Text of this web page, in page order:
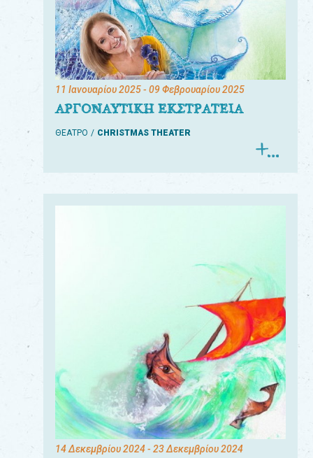
11 Ιανουαρίου 2025- 09 Φεβρουαρίου 2025
ΑΡΓΟΝΑΥΤΙΚΗ ΕΚΣΤΡΑΤΕΙΑ
ΘΕΑΤΡΟ CHRISTMAS THEATER
14 Δεκεμβρίου 2024- 23 Δεκεμβρίου 2024